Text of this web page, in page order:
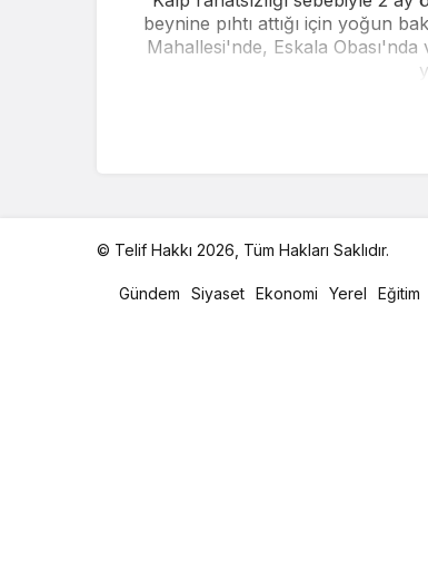
beynine pıhtı attığı için yoğun
Mahallesi'nde, Eskala
© Telif Hakkı 2026, Tüm Hakları Saklıdır.
otoGündem Siyaset Ekonomi Yerel Eğitim